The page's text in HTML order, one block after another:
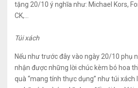
tặng 20/10 ý nghĩa như: Michael Kors,
CK,…
Túi xách
Nếu như trước đây vào ngày 20/10 phụ
nhận được những lời chúc kèm bó hoa
quà “mang tính thực dụng” như túi xách